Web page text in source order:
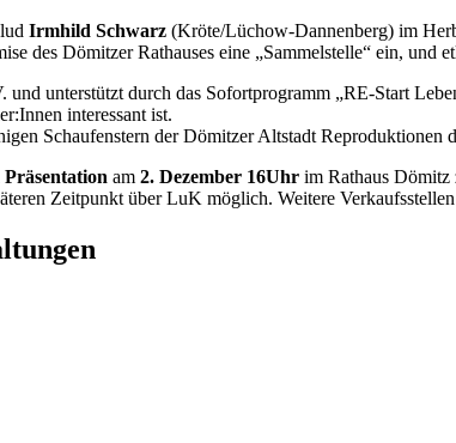
Irmhild Schwarz (Kröte/Lüchow-Dannenberg) im
des Dömitzer Rathauses eine „Sammelstelle“ ein,
unterstützt durch das Sofortprogramm „RE-Start
interessant ist.
Schaufenstern der Dömitzer Altstadt Reproduktionen
am 2. Dezember 16Uhr im Rathaus
Zeitpunkt über LuK möglich. Weitere